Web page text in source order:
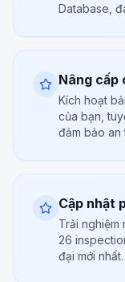
Database,
Nâng cấp
Kích hoạt
của bạn,
đảm bảo an
Cập nhật
Trải nghiệm
26
đại mới nhất.